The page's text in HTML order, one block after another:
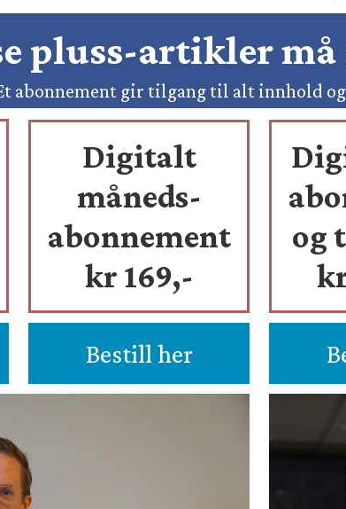
pluss-artikler
abonnement gir tilgang til alt innhold
Digitalt
måneds-
abonnement
kr 169,-
Bestill her
og